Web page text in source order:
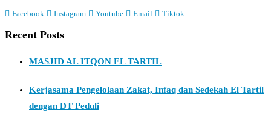
Facebook Instagram Youtube Email Tiktok
Recent Posts
MASJID AL ITQON EL TARTIL
Kerjasama Pengelolaan Zakat, Infaq dan Sedekah El Tartil
dengan DT Peduli